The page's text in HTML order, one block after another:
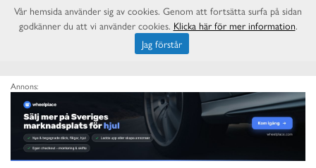
Annons:
Vår hemsida använder sig av cookies. Genom att fortsätta surfa på sidan
godkänner du att vi använder cookies. Klicka här för mer information.
Jag förstår